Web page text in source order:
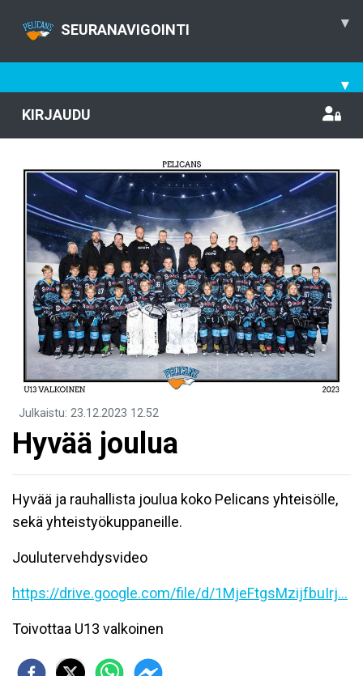
SEURANAVIGOINTI ▾
▾
KIRJAUDU
Julkaistu: 23.12.2023 12.52
Hyvää joulua
Hyvää ja rauhallista joulua koko Pelicans yhteisölle,
sekä yhteistyökuppaneille.
Joulutervehdysvideo
https://drive.google.com/file/d/1MjeFtgsMzijfbuIrj...
Toivottaa U13 valkoinen